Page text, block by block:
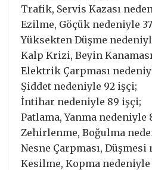
Trafik, Servis Kazası
Ezilme, Göçük nedeniyle
Yüksekten Düşme
Kalp Krizi, Beyin
Elektrik Çarpması
Şiddet nedeniyle 92 işçi;
İntihar nedeniyle 89 işçi;
Patlama, Yanma nedeniyle
Zehirlenme, Boğulma
Nesne Çarpması,
Kesilme, Kopma nedeniyle